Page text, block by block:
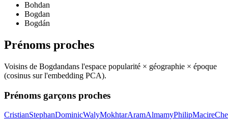
Bohdan
Bogdan
Bogdán
Prénoms proches
Voisins de Bogdandans l'espace popularité × géographie × époque
(cosinus sur l'embedding PCA).
Prénoms garçons proches
CristianStephanDominicWalyMokhtarAramAlmamyPhilipMacire